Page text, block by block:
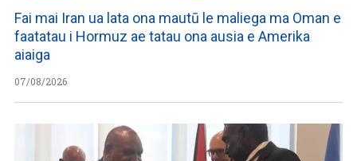
Fai mai Iran ua lata ona mautū le maliega ma Oman e
faatatau i Hormuz ae tatau ona ausia e Amerika
aiaiga
07/08/2026